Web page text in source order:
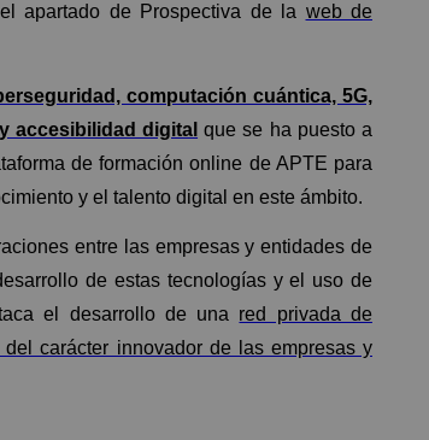
apartado de Prospectiva de la web de
computación cuántica, 5G,
accesibilidad digital que se ha puesto a
de formación online de APTE para
y el talento digital en este ámbito.
entre las empresas y entidades de
de estas tecnologías y el uso de
el desarrollo de una red privada de
carácter innovador de las empresas y